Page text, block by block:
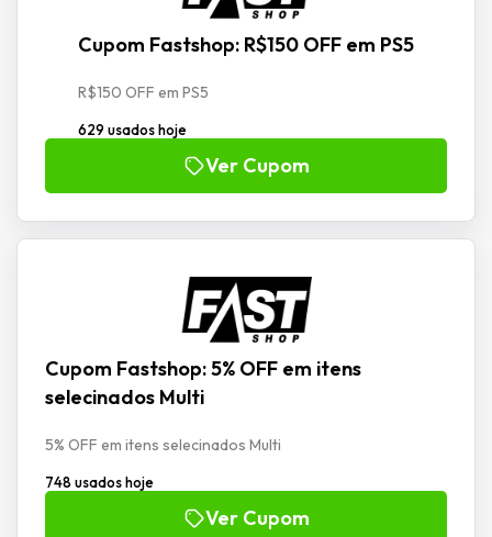
Cupom Fastshop: R$150 OFF em PS5
R$150 OFF em PS5
629 usados hoje
Ver Cupom
Cupom Fastshop: 5% OFF em itens
selecinados Multi
5% OFF em itens selecinados Multi
748 usados hoje
Ver Cupom